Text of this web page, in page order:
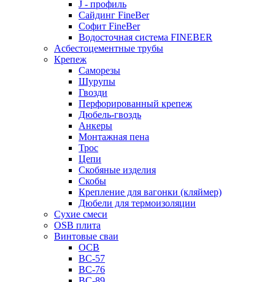
J - профиль
Сайдинг FineBer
Софит FineBer
Водосточная система FINEBER
Асбестоцементные трубы
Крепеж
Саморезы
Шурупы
Гвозди
Перфорированный крепеж
Дюбель-гвоздь
Анкеры
Монтажная пена
Трос
Цепи
Скобяные изделия
Скобы
Крепление для вагонки (кляймер)
Дюбели для термоизоляции
Сухие смеси
OSB плита
Винтовые сваи
ОСВ
ВС-57
ВС-76